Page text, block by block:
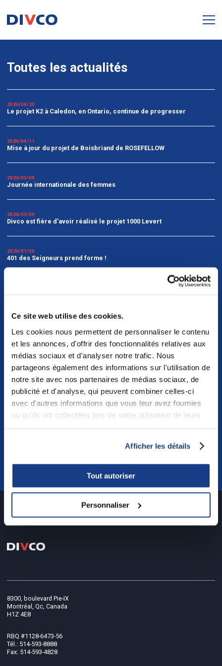
Ce site web utilise des cookies.
Les cookies nous permettent de personnaliser le contenu
et les annonces, d'offrir des fonctionnalités relatives aux
médias sociaux et d'analyser notre trafic. Nous
partageons également des informations sur l'utilisation de
notre site avec nos partenaires de médias sociaux, de
publicité et d'analyse, qui peuvent combiner celles-ci
avec d'autres informations que vous leur avez fournies
ou qu'ils ont collectées lors de votre utilisation de leurs
Afficher les détails
Tout autoriser
Personnaliser
Toutes les actualités
2026/04/20
Le projet K2 à Caledon, en Ontario, continue de progresser
2026/04/11
Mise à jour du projet de Boisbriand de ROSEFELLOW
2026/03/09
Journée internationale des femmes
2026/03/04
Divco est fière d’avoir réalisé le projet 1000 Levert
2026/01/30
401 des Seigneurs prend forme !
Nous sommes heureux de partager la participation de Jordan au
2025/09/29
Une nouvelle étape importante pour Doppelmayr Canada Ltd à Saint-
Jérôme !
8300, boulevard Pie-IX
Montréal, Qc, Canada
H1Z 4E8
RBQ #1128-6473-56
Tél.: 514-593-8888
Fax: 514-593-4828